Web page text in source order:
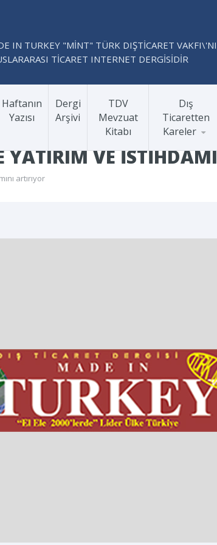
IN TURKEY "MİNT" TÜRK DIŞTİCARET
TİCARET INTERNET DERGİSİDİR
Haftanın
Yazısı
Dergi
Arşivi
TDV
Mevzuat
Kitabı
Dış
Ticaretten
Kareler
YATIRIM VE
artırıyor